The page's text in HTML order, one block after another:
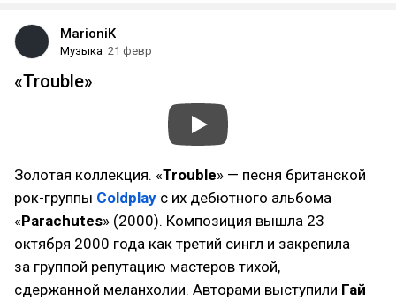
MarioniK
Музыка 21 февр
«Trouble»
Золотая коллекция. «Trouble» — песня британской
рок-группы Coldplay с их дебютного альбома
«Parachutes» (2000). Композиция вышла 23
октября 2000 года как третий сингл и закрепила
за группой репутацию мастеров тихой,
сдержанной меланхолии. Авторами выступили Гай